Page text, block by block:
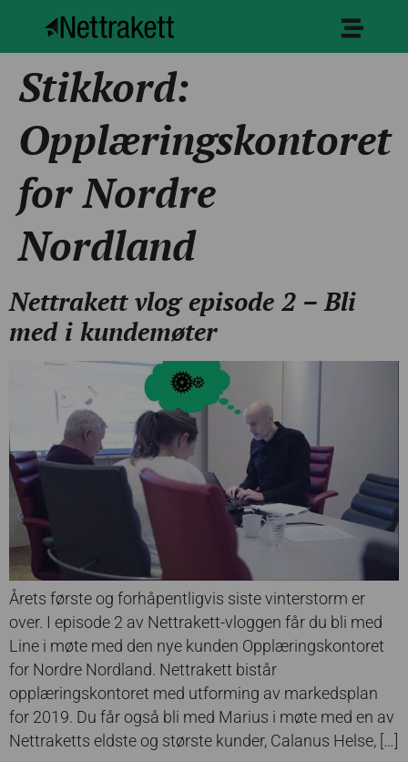
Stikkord:
Opplæringskontoret
for Nordre
Nordland
Nettrakett vlog episode 2 – Bli
med i kundemøter
Årets første og forhåpentligvis siste vinterstorm er
over. I episode 2 av Nettrakett-vloggen får du bli med
Line i møte med den nye kunden Opplæringskontoret
for Nordre Nordland. Nettrakett bistår
opplæringskontoret med utforming av markedsplan
for 2019. Du får også bli med Marius i møte med en av
Nettraketts eldste og største kunder, Calanus Helse, […]